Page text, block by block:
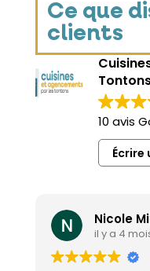
Ce que
clients
10 avis
Écrire
Nicole
il y a 4